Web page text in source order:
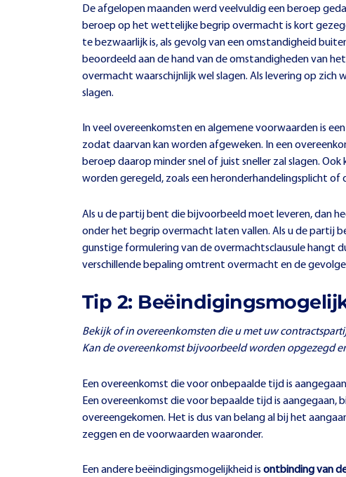
De afgelopen maanden werd veelvuldig een beroep
beroep op het wettelijke begrip overmacht is kort
te bezwaarlijk is, als gevolg van een omstandigheid
beoordeeld aan de hand van de omstandigheden van
overmacht waarschijnlijk wel slagen. Als levering op
slagen.
In veel overeenkomsten en algemene voorwaarden is
zodat daarvan kan worden afgeweken. In een
beroep daarop minder snel of juist sneller zal slagen.
worden geregeld, zoals een heronderhandelingsplicht
Als u de partij bent die bijvoorbeeld moet leveren, dan
onder het begrip overmacht laten vallen. Als u de partij
gunstige formulering van de overmachtsclausule hangt
verschillende bepaling omtrent overmacht en de
Tip 2:
Bekijk of in overeenkomsten die u met uw
Kan de overeenkomst bijvoorbeeld worden opgezegd
Een overeenkomst die voor onbepaalde tijd is
Een overeenkomst die voor bepaalde tijd is aangegaan,
overeengekomen. Het is dus van belang al bij het
zeggen en de voorwaarden waaronder.
Een andere beëindigingsmogelijkheid is ontbinding van